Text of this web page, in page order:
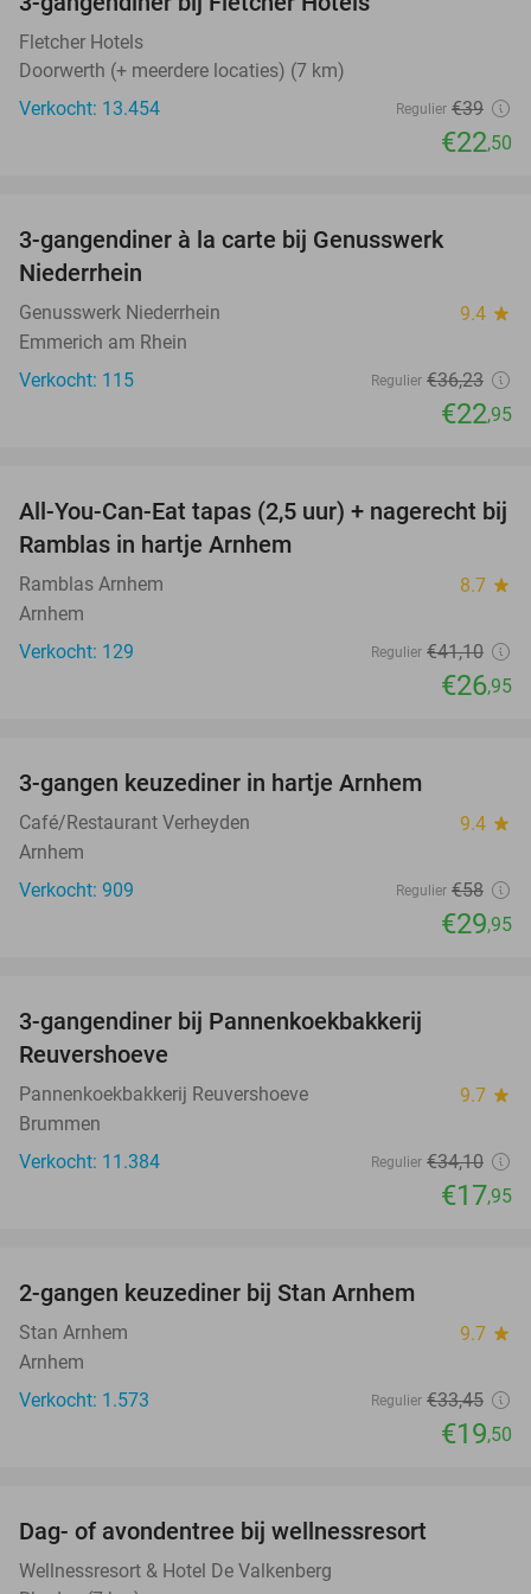
Fletcher Hotels
Doorwerth (+ meerdere locaties) (7 km)
Verkocht: 13.454
Regulier €39
€22,50
3-gangendiner à la carte bij Genusswerk
Niederrhein
Genusswerk Niederrhein 9.4 star
Emmerich am Rhein
Verkocht: 115
Regulier €36,23
€22,95
34%
All-You-Can-Eat tapas (2,5 uur) + nagerecht bij
Ramblas in hartje Arnhem
Ramblas Arnhem 8.7 star
Arnhem
Verkocht: 129
Regulier €41,10
€26,95
3-gangen keuzediner in hartje Arnhem
Café/Restaurant Verheyden 9.4 star
Arnhem
Verkocht: 909
Regulier €58
€29,95
3-gangendiner bij Pannenkoekbakkerij
Reuvershoeve
Pannenkoekbakkerij Reuvershoeve 9.7 star
Brummen
Verkocht: 11.384
Regulier €34,10
€17,95
2-gangen keuzediner bij Stan Arnhem
Stan Arnhem 9.7 star
Arnhem
Verkocht: 1.573
Regulier €33,45
€19,50
Dag- of avondentree bij wellnessresort
Wellnessresort & Hotel De Valkenberg